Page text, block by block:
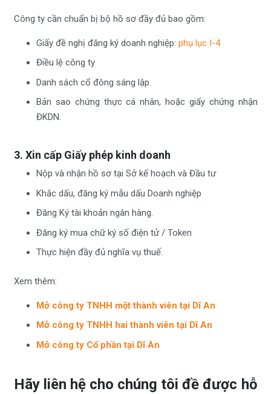
Công ty cần chuẩn bị bộ hồ sơ đầy đủ bao gồm:
Giấy đề nghị đăng ký doanh nghiệp: phụ lục I-4
Điều lệ công ty
Danh sách cổ đông sáng lập.
Bản sao chứng thực cá nhân, hoặc giấy chứng nhận
ĐKDN.
3. Xin cấp Giấy phép kinh doanh
Nộp và nhận hồ sơ tại Sở kế hoạch và Đầu tư
Khắc dấu, đăng ký mẫu dấu Doanh nghiệp
Đăng Ký tài khoản ngân hàng.
Đăng ký mua chữ ký số điện tử / Token
Thực hiện đầy đủ nghĩa vụ thuế.
Xem thêm:
Mở công ty TNHH một thành viên tại Dĩ An
Mở công ty TNHH hai thành viên tại Dĩ An
Mở công ty Cổ phần tại Dĩ An
Hãy liên hệ cho chúng tôi đề được hỗ